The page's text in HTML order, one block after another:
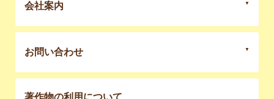
会社案内
お問い合わせ
著作物の利用について